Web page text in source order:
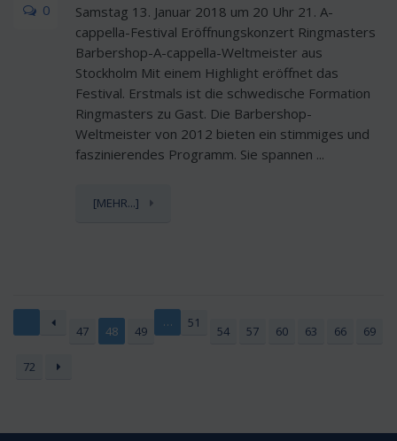
0
Samstag 13. Januar 2018 um 20 Uhr 21. A-
cappella-Festival Eröffnungskonzert Ringmasters
Barbershop-A-cappella-Weltmeister aus
Stockholm Mit einem Highlight eröffnet das
Festival. Erstmals ist die schwedische Formation
Ringmasters zu Gast. Die Barbershop-
Weltmeister von 2012 bieten ein stimmiges und
faszinierendes Programm. Sie spannen ...
[MEHR...]
47 48 49
… 51
54 57 60 63 66 69
72